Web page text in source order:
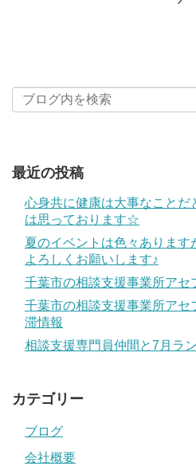
最近の投稿
心身共に健康は大事なことだ
は思っております☆
夏のイベントは色々ありま
よろしくお願いします♪
千葉市の相談支援事業所アセ
千葉市の相談支援事業所ア
滞情報
相談支援専門員仲間と7月ラ
カテゴリー
ブログ
会社概要